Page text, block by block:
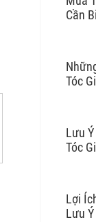
Cần
Tóc
Lưu
Tóc
Lợi
Lưu